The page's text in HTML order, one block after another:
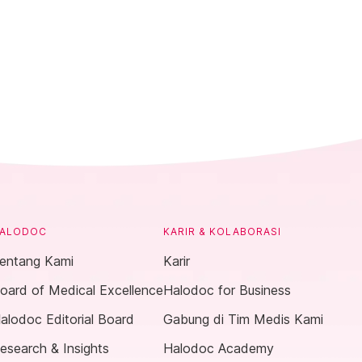
Kami
of Medical Excellence
Editorial Board
& Insights
KARIR & KOLABORASI
Karir
Halodoc for Business
Gabung di Tim Medis Kami
Halodoc Academy